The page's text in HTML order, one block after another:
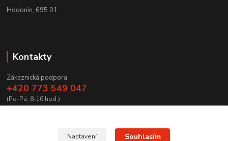
Hodonín, 695 01
Kontakty
Zákaznická podpora
+420 773 549 047
(Po-Pá, 8-16 hod.)
Nastavení Souhlasím